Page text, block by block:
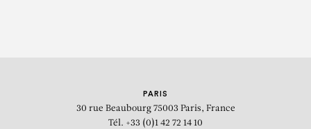
PARIS
30 rue Beaubourg 75003 Paris, France
Tél. +33 (0)1 42 72 14 10